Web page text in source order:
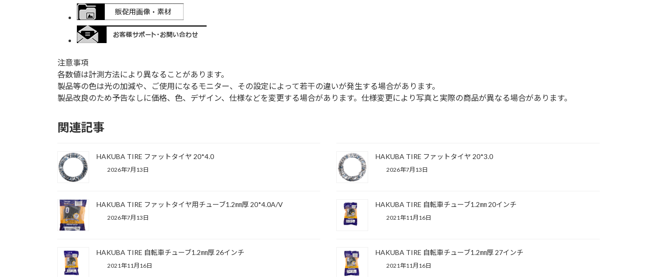
注意事項
各数値は計測方法により異なることがあります。
製品等の色は光の加減や、ご使用になるモニター、その設定によって若干の違いが発生する場合があります。
製品改良のため予告なしに価格、色、デザイン、仕様などを変更する場合があります。仕様変更により写真と実際の商品が異なる場合があります。
関連記事
HAKUBA TIRE ファットタイヤ 20*4.0
2026年7月13日
HAKUBA TIRE ファットタイヤ 20*3.0
2026年7月13日
HAKUBA TIRE ファットタイヤ用チューブ1.2㎜厚 20*4.0A/V
2026年7月13日
HAKUBA TIRE 自転車チューブ1.2㎜ 20インチ
2021年11月16日
HAKUBA TIRE 自転車チューブ1.2㎜厚 26インチ
2021年11月16日
HAKUBA TIRE 自転車チューブ1.2㎜厚 27インチ
2021年11月16日